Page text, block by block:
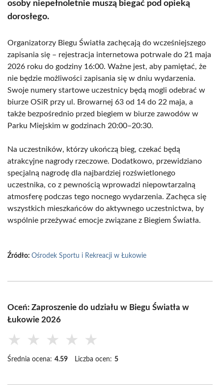
osoby niepełnoletnie muszą biegać pod opieką
dorosłego.
Organizatorzy Biegu Światła zachęcają do wcześniejszego
zapisania się – rejestracja internetowa potrwale do 21 maja
2026 roku do godziny 16:00. Ważne jest, aby pamiętać, że
nie będzie możliwości zapisania się w dniu wydarzenia.
Swoje numery startowe uczestnicy będą mogli odebrać w
biurze OSiR przy ul. Browarnej 63 od 14 do 22 maja, a
także bezpośrednio przed biegiem w biurze zawodów w
Parku Miejskim w godzinach 20:00–20:30.
Na uczestników, którzy ukończą bieg, czekać będą
atrakcyjne nagrody rzeczowe. Dodatkowo, przewidziano
specjalną nagrodę dla najbardziej rozświetlonego
uczestnika, co z pewnością wprowadzi niepowtarzalną
atmosferę podczas tego nocnego wydarzenia. Zachęca się
wszystkich mieszkańców do aktywnego uczestnictwa, by
wspólnie przeżywać emocje związane z Biegiem Światła.
Źródło: Ośrodek Sportu i Rekreacji w Łukowie
Oceń: Zaproszenie do udziału w Biegu Światła w
Łukowie 2026
★ ★ ★ ★ ★
Średnia ocena: 4.59 Liczba ocen: 5